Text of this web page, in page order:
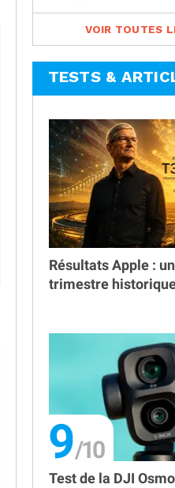
VOIR TOUTES
TESTS &
Résultats Apple :
trimestre
9
Test de la DJI